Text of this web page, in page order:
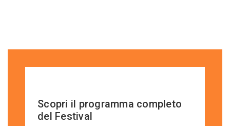
Scopri il programma completo
del Festival